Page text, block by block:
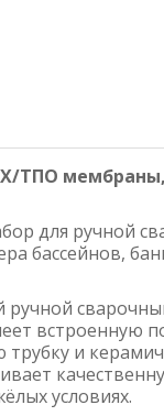
ТПО
для ручной
бассейнов,
встроенную
и
условиях.